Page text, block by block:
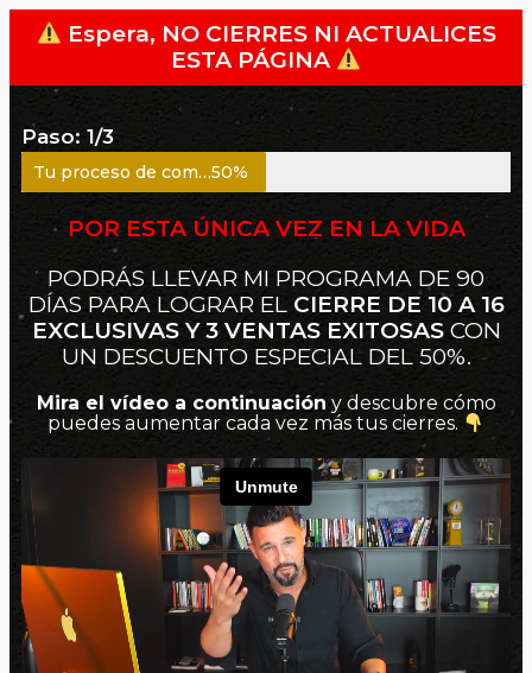
Espera, NO CIERRES NI ACTUALICES
ESTA PÁGINA
Paso: 1/3
Tu proceso de compra está en un50%
POR ESTA ÚNICA VEZ EN LA VIDA
PODRÁS LLEVAR MI PROGRAMA DE 90
DÍAS PARA LOGRAR EL CIERRE DE 10 A 16
EXCLUSIVAS Y 3 VENTAS EXITOSAS CON
UN DESCUENTO ESPECIAL DEL 50%.
Mira el vídeo a continuación y descubre cómo
puedes aumentar cada vez más tus cierres.